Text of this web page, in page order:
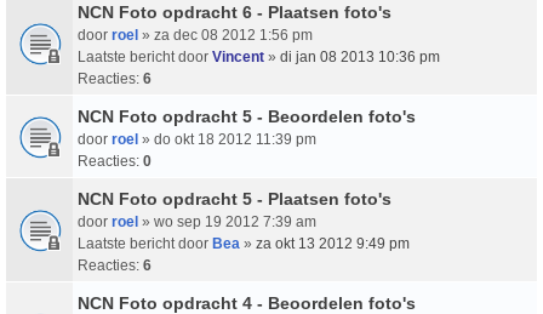
NCN Foto opdracht 6 - Plaatsen foto's
door roel » za dec 08 2012 1:56 pm
Laatste bericht door Vincent » di jan 08 2013 10:36 pm
Reacties: 6
NCN Foto opdracht 5 - Beoordelen foto's
door roel » do okt 18 2012 11:39 pm
Reacties: 0
NCN Foto opdracht 5 - Plaatsen foto's
door roel » wo sep 19 2012 7:39 am
Laatste bericht door Bea » za okt 13 2012 9:49 pm
Reacties: 6
NCN Foto opdracht 4 - Beoordelen foto's